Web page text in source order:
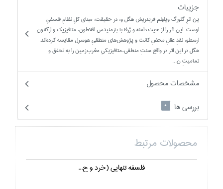
جزییات
ين اثرِ گئورگ ويلهلم فريدريش هگل و، در حقيقت، مبناي کلِ نظامِ فلسفيِ
اوست. اين اثر را از حيثِ دامنه و ژرفا با پارمنيدسِ افلاطون، متافيزيک و ارگانونِ
ارسطو، نقدِ عقلِ محضِ کانت و پژوهش‌هاي منطقيِ هوسرل مقايسه کرده‌اند.
هگل در اين اثر در واقع سنتِ منطقي‌ـ‌متافيزيکيِ مغرب‌زمين را به تحقق و
تماميتِ ن...
مشخصات محصول
بررسی ها
0
محصولات مرتبط
فلسفه تنهايي (خرد و ح...